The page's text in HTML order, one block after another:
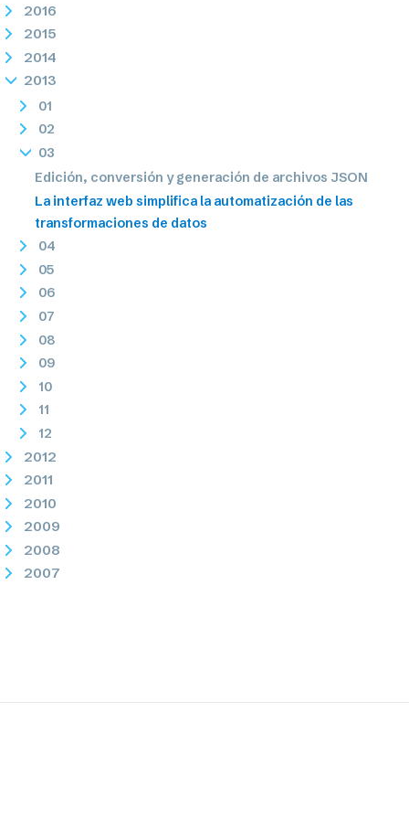
2016
2015
2014
2013
01
02
03
Edición, conversión y generación de archivos JSON
La interfaz web simplifica la automatización de las
transformaciones de datos
04
05
06
07
08
09
10
11
12
2012
2011
2010
2009
2008
2007